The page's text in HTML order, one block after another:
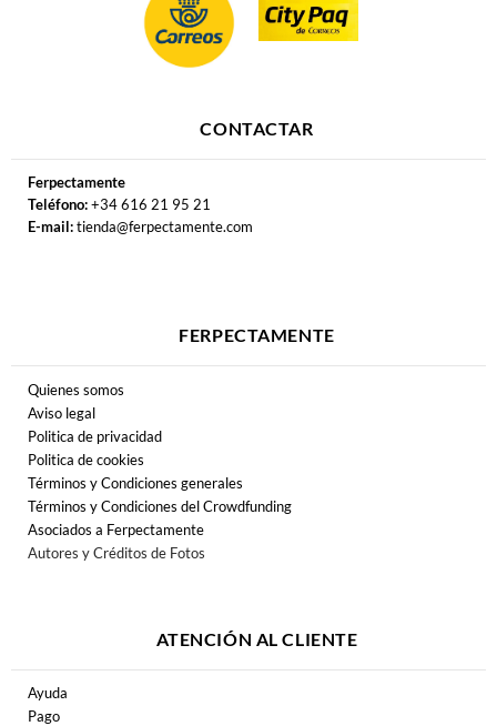
CONTACTAR
Ferpectamente
Teléfono:+34 616 21 95 21
E-mail:tienda@ferpectamente.com
FERPECTAMENTE
Quienes somos
Aviso legal
Politica de privacidad
Politica de cookies
Términos y Condiciones generales
Términos y Condiciones del Crowdfunding
Asociados a Ferpectamente
Autores y Créditos de Fotos
ATENCIÓN AL CLIENTE
Ayuda
Pago